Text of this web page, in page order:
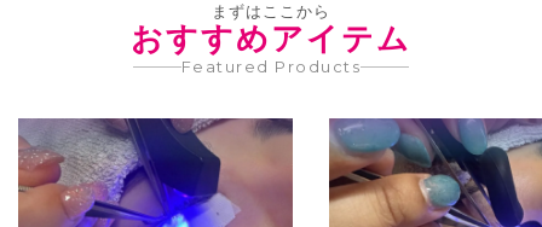
まずはここから
おすすめアイテム
Featured Products